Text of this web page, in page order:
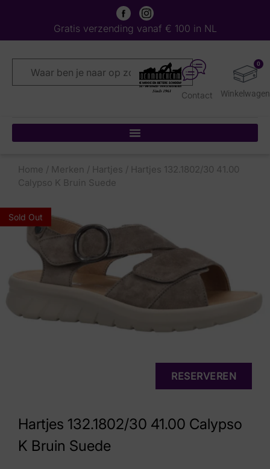
Gratis verzending vanaf € 100 in NL
0
Contact
Home / Merken / Hartjes / Hartjes 132.1802/30 41.00
Calypso K Bruin Suede
Sold Out
Hartjes 132.1802/30 41.00 Calypso
K Bruin Suede
RESERVEREN